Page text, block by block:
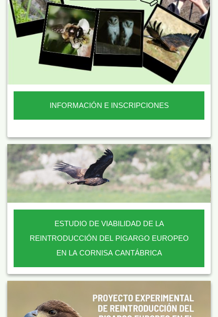
INFORMACIÓN E INSCRIPCIONES
ESTUDIO DE VIABILIDAD DE LA
REINTRODUCCIÓN DEL PIGARGO EUROPEO
EN LA CORNISA CANTÁBRICA